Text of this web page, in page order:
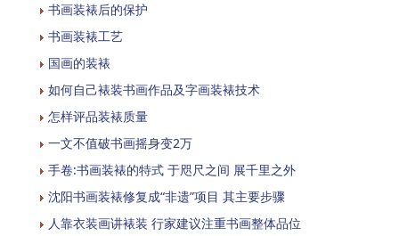
书画装裱后的保护
书画装裱工艺
国画的装裱
如何自己裱装书画作品及字画装裱技术
怎样评品装裱质量
一文不值破书画摇身变2万
手卷:书画装裱的特式 于咫尺之间 展千里之外
沈阳书画装裱修复成“非遗”项目 其主要步骤
人靠衣装画讲裱装 行家建议注重书画整体品位